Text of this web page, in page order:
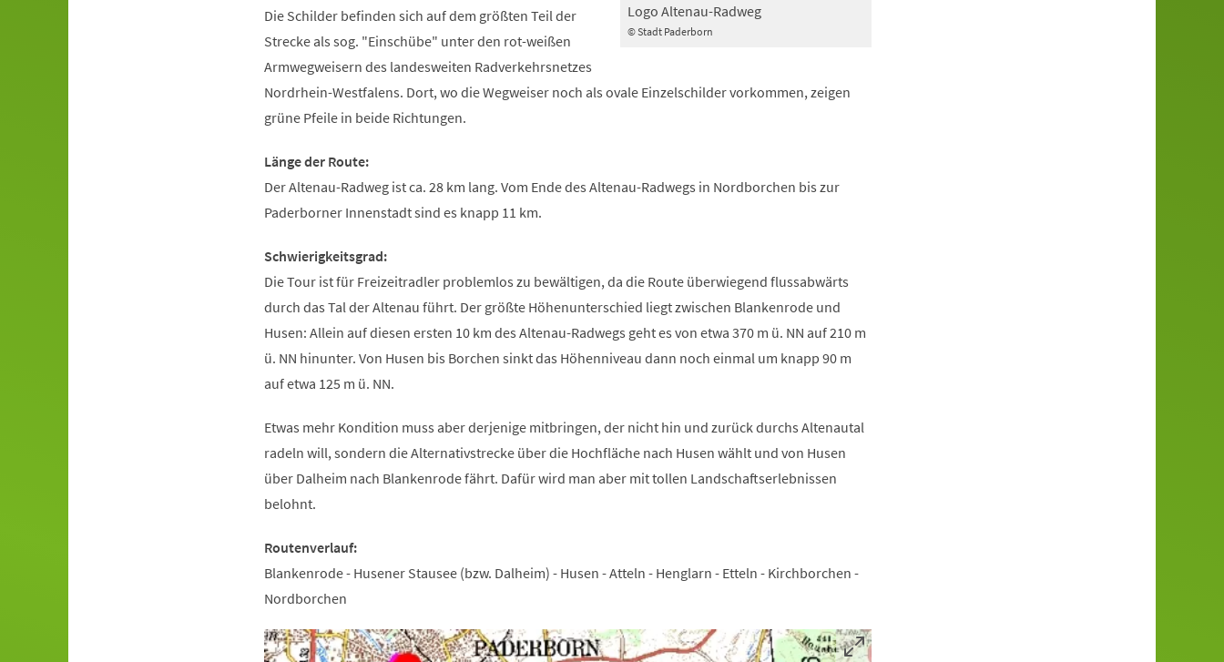
© Stadt Paderborn
Logo Altenau-Radweg
Die Schilder befinden sich auf dem größten Teil der
Strecke als sog. "Einschübe" unter den rot-weißen
Armwegweisern des landesweiten Radverkehrsnetzes
Nordrhein-Westfalens. Dort, wo die Wegweiser noch als ovale Einzelschilder vorkommen, zeigen
grüne Pfeile in beide Richtungen.
Länge der Route:
Der Altenau-Radweg ist ca. 28 km lang. Vom Ende des Altenau-Radwegs in Nordborchen bis zur
Paderborner Innenstadt sind es knapp 11 km.
Schwierigkeitsgrad:
Die Tour ist für Freizeitradler problemlos zu bewältigen, da die Route überwiegend flussabwärts
durch das Tal der Altenau führt. Der größte Höhenunterschied liegt zwischen Blankenrode und
Husen: Allein auf diesen ersten 10 km des Altenau-Radwegs geht es von etwa 370 m ü. NN auf 210 m
ü. NN hinunter. Von Husen bis Borchen sinkt das Höhenniveau dann noch einmal um knapp 90 m
auf etwa 125 m ü. NN.
Etwas mehr Kondition muss aber derjenige mitbringen, der nicht hin und zurück durchs Altenautal
radeln will, sondern die Alternativstrecke über die Hochfläche nach Husen wählt und von Husen
über Dalheim nach Blankenrode fährt. Dafür wird man aber mit tollen Landschaftserlebnissen
belohnt.
Routenverlauf:
Blankenrode - Husener Stausee (bzw. Dalheim) - Husen - Atteln - Henglarn - Etteln - Kirchborchen -
Nordborchen